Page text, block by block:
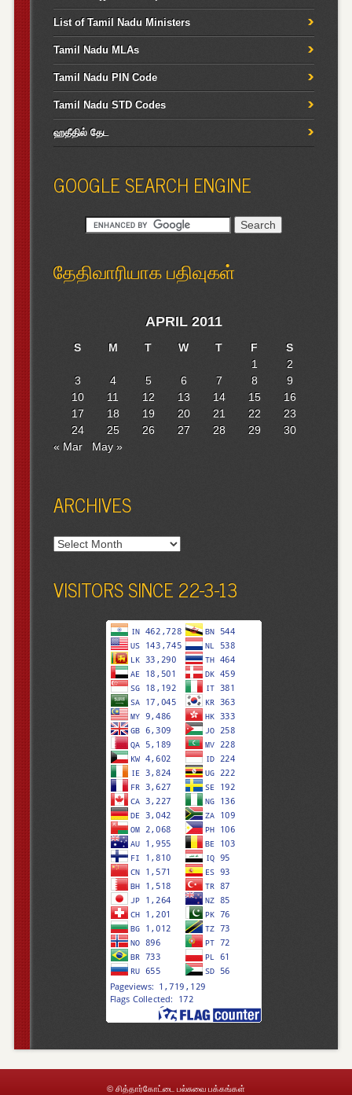
List of Tamil Nadu Ministers
Tamil Nadu MLAs
Tamil Nadu PIN Code
Tamil Nadu STD Codes
ஹதீதில் தேட
GOOGLE SEARCH ENGINE
தேதிவாரியாக பதிவுகள்
APRIL 2011
S M T W T F
S
1
2
3
4 5 6 7 8
9
10
11 12 13 14 15
16
17
18 19 20 21 22
23
24
25 26 27 28 29
30
« Mar
May »
ARCHIVES
Archives
VISITORS SINCE 22-3-13
© சித்தார்கோட்டை பல்சுவை பக்கங்கள்